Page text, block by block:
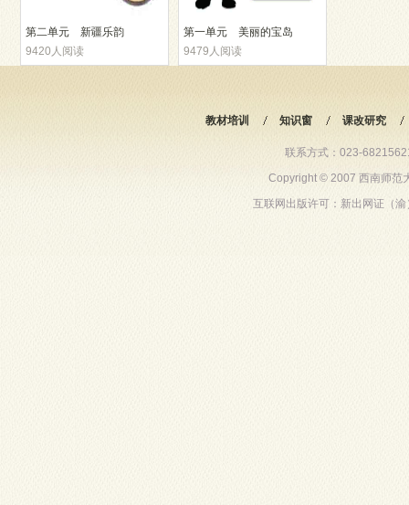
第二单元 新疆乐韵
9420人阅读
第一单元 美丽的宝岛
9479人阅读
教材培训 知识窗 课改研究
联系方式：023-
Copyright © 2007 西南师范
互联网出版许可：新出网证（